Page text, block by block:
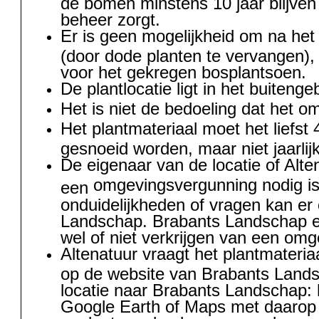
beheer zorgt.
Er is geen mogelijkheid om na
(door dode planten te
voor het gekregen bosplantsoen.
De plantlocatie ligt in het
Het is niet de bedoeling dat het
Het plantmateriaal moet het liefst
gesnoeid worden, maar niet
De eigenaar van de locatie of
een omgevingsvergunning nodig
onduidelijkheden of vragen kan
Landschap. Brabants Landschap
wel of niet verkrijgen van een
Altenatuur vraagt het
op de website van Brabants
locatie naar Brabants
Google Earth of Maps met